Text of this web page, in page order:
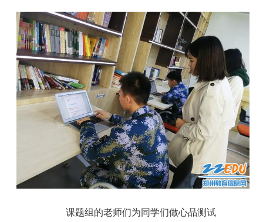
课题组的老师们为同学们做心品测试